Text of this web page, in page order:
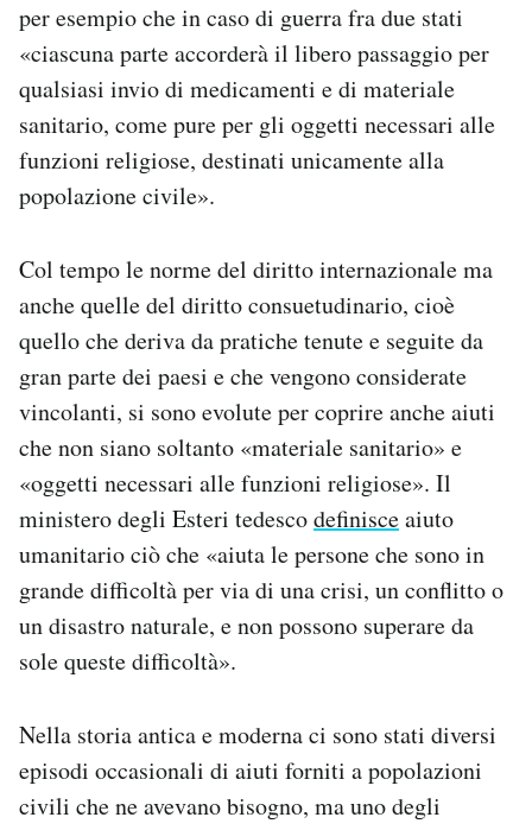
per esempio che in caso di guerra fra due stati
«ciascuna parte accorderà il libero passaggio per
qualsiasi invio di medicamenti e di materiale
sanitario, come pure per gli oggetti necessari alle
funzioni religiose, destinati unicamente alla
popolazione civile».
Col tempo le norme del diritto internazionale ma
anche quelle del diritto consuetudinario, cioè
quello che deriva da pratiche tenute e seguite da
gran parte dei paesi e che vengono considerate
vincolanti, si sono evolute per coprire anche aiuti
che non siano soltanto «materiale sanitario» e
«oggetti necessari alle funzioni religiose». Il
ministero degli Esteri tedescodefinisceaiuto
umanitario ciò che «aiuta le persone che sono in
grande difficoltà per via di una crisi, un conflitto o
un disastro naturale, e non possono superare da
sole queste difficoltà».
Nella storia antica e moderna ci sono stati diversi
episodi occasionali di aiuti forniti a popolazioni
civili che ne avevano bisogno, ma uno degli